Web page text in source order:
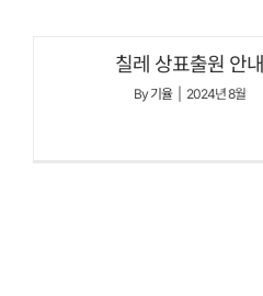
칠레 상표출원 안내
By기율 2024년 8월